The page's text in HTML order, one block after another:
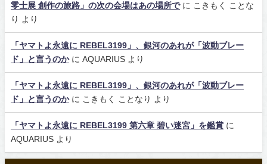
零士展 創作の旅路」の次の会場はあの場所でに
こきもく ことな
り
より
「ヤマトよ永遠に REBEL3199」、銀河のあれが「波動ブレー
ド」と言うのかに AQUARIUS より
「ヤマトよ永遠に REBEL3199」、銀河のあれが「波動ブレー
ド」と言うのかに こきもく ことなり より
「ヤマトよ永遠に REBEL3199 第六章 碧い迷宮」を鑑賞 に
AQUARIUS より